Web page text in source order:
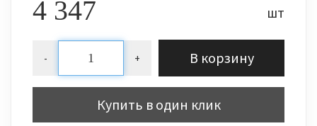
4 347 шт
- + В корзину
Купить в один клик